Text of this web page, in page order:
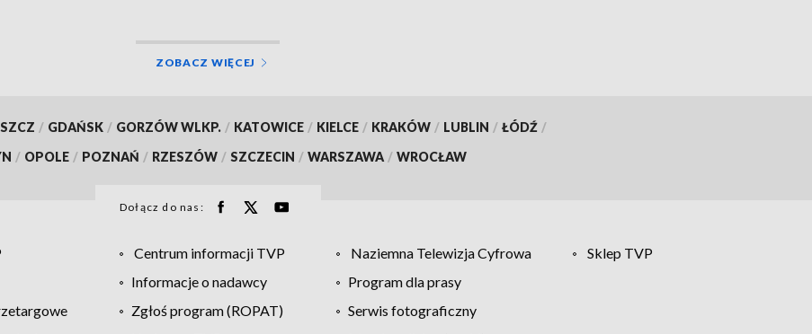
ZOBACZ WIĘCEJ
/ GDAŃSK / GORZÓW WLKP. / KATOWICE / KIELCE / KRAKÓW / LUBLIN / ŁÓDŹ /
/ OPOLE / POZNAŃ / RZESZÓW / SZCZECIN / WARSZAWA / WROCŁAW
Dołącz do nas:
Centrum informacji TVP Naziemna Telewizja Cyfrowa
Sklep TVP
Informacje o nadawcy
Program dla prasy
Zgłoś program (ROPAT)
Serwis fotograficzny